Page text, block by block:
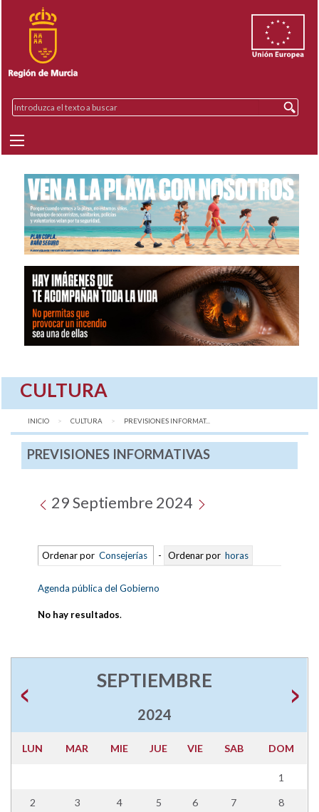
CULTURA
INICIO CULTURA AQUÍ:
PREVISIONES INFORMAT...
PREVISIONES INFORMATIVAS
29 Septiembre 2024
Ordenar por Consejerías - Ordenar por horas
Agenda pública del Gobierno
No hay resultados.
SEPTIEMBRE
2024
LUN MAR MIE JUE VIE SAB DOM
1
2 3 4 5 6 7 8